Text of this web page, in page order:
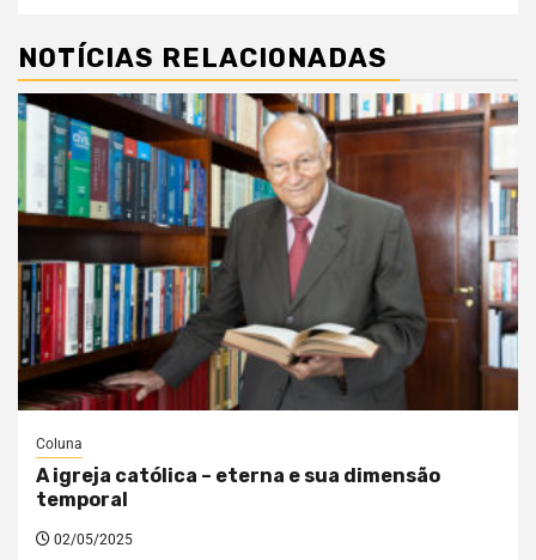
NOTÍCIAS RELACIONADAS
Coluna
A igreja católica – eterna e sua dimensão
temporal
02/05/2025